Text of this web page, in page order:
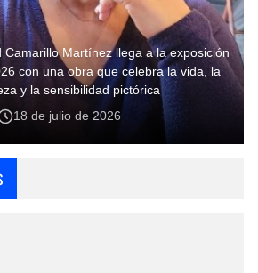
Camarillo Martínez llega a la exposición
con una obra que celebra la vida, la
y la sensibilidad pictórica
18 de julio de 2026